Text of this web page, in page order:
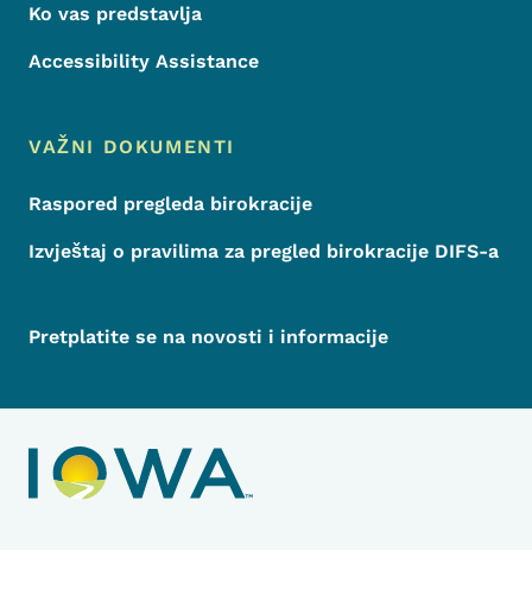
Ko vas predstavlja
Accessibility Assistance
VAŽNI DOKUMENTI
Raspored pregleda birokracije
Izvještaj o pravilima za pregled birokracije DIFS-a
Pretplatite se na novosti i informacije